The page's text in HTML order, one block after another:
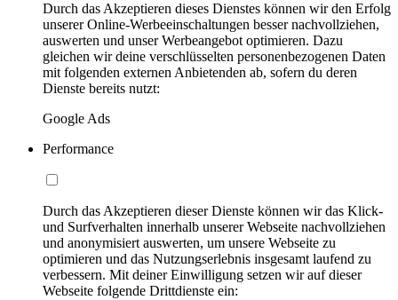
Durch das Akzeptieren dieses Dienstes können wir den Erfolg
unserer Online-Werbeeinschaltungen besser nachvollziehen,
auswerten und unser Werbeangebot optimieren. Dazu
gleichen wir deine verschlüsselten personenbezogenen Daten
mit folgenden externen Anbietenden ab, sofern du deren
Dienste bereits nutzt:
Google Ads
Performance
Durch das Akzeptieren dieser Dienste können wir das Klick-
und Surfverhalten innerhalb unserer Webseite nachvollziehen
und anonymisiert auswerten, um unsere Webseite zu
optimieren und das Nutzungserlebnis insgesamt laufend zu
verbessern. Mit deiner Einwilligung setzen wir auf dieser
Webseite folgende Drittdienste ein: